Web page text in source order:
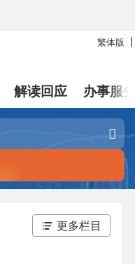
繁体版
解读回应 办事服
更多栏目